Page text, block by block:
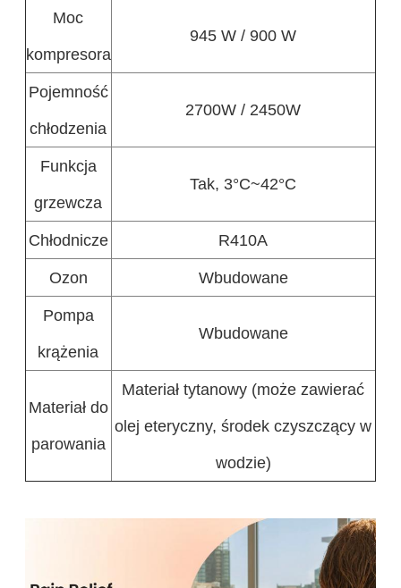
Moc
kompresora
945 W / 900 W
Pojemność
chłodzenia
2700W / 2450W
Funkcja
grzewcza
Tak, 3°C~42°C
Chłodnicze
R410A
Ozon
Wbudowane
Pompa
krążenia
Wbudowane
Materiał do
parowania
Materiał tytanowy (może zawierać
olej eteryczny, środek czyszczący w
wodzie)